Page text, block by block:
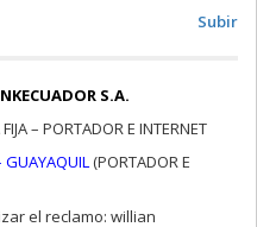
Subir
S.A.
– PORTADOR E INTERNET
GUAYAQUIL(PORTADOR E
el reclamo: willian